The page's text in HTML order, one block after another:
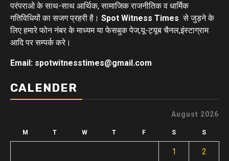
परंपराओ के साथ-साथ आर्थिक, सामाजिक राजनीतिक व धार्मिक
गतिविधियों का सजग प्रहरी है। Spot Witness Times से जुड़ने के
लिए हमारे फोन नंबर के माध्यम या फेसबुक पेज,यू-ट्यूब चैनल,इंस्टाग्राम
आदि पर सम्पर्क करे।
Email: spotwitnesstimes@gmail.com
CALENDER
August 2026
M T W T F S S
1 2